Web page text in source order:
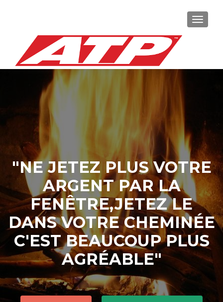
"NE JETEZ PLUS VOTRE
ARGENT PAR LA
FENÊTRE,JETEZ LE
DANS VOTRE CHEMINÉE
C'EST BEAUCOUP PLUS
AGRÉABLE"